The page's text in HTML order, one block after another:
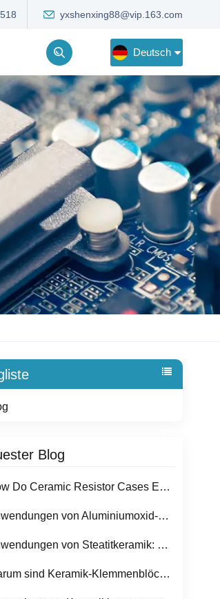
yxshenxing88@vip.163.com
Deutsch
English
Deutsch
Русский
한국어
Türkçe
Blog
Ceramic Resistor Cases Ensure Reliable Performance in High-Temperature Applications?
von Aluminiumoxid-Keramikusolaternen in Elektronik- und Energietechnikgeräten
von Steatitkeramik: Warum wird dieser Werkstoff in elektrischen und heiztechnischen Bauteilen so häufig eingesetzt?
sind Keramik-Klemmenblöcke für sichere elektrische Installationen im Trend?